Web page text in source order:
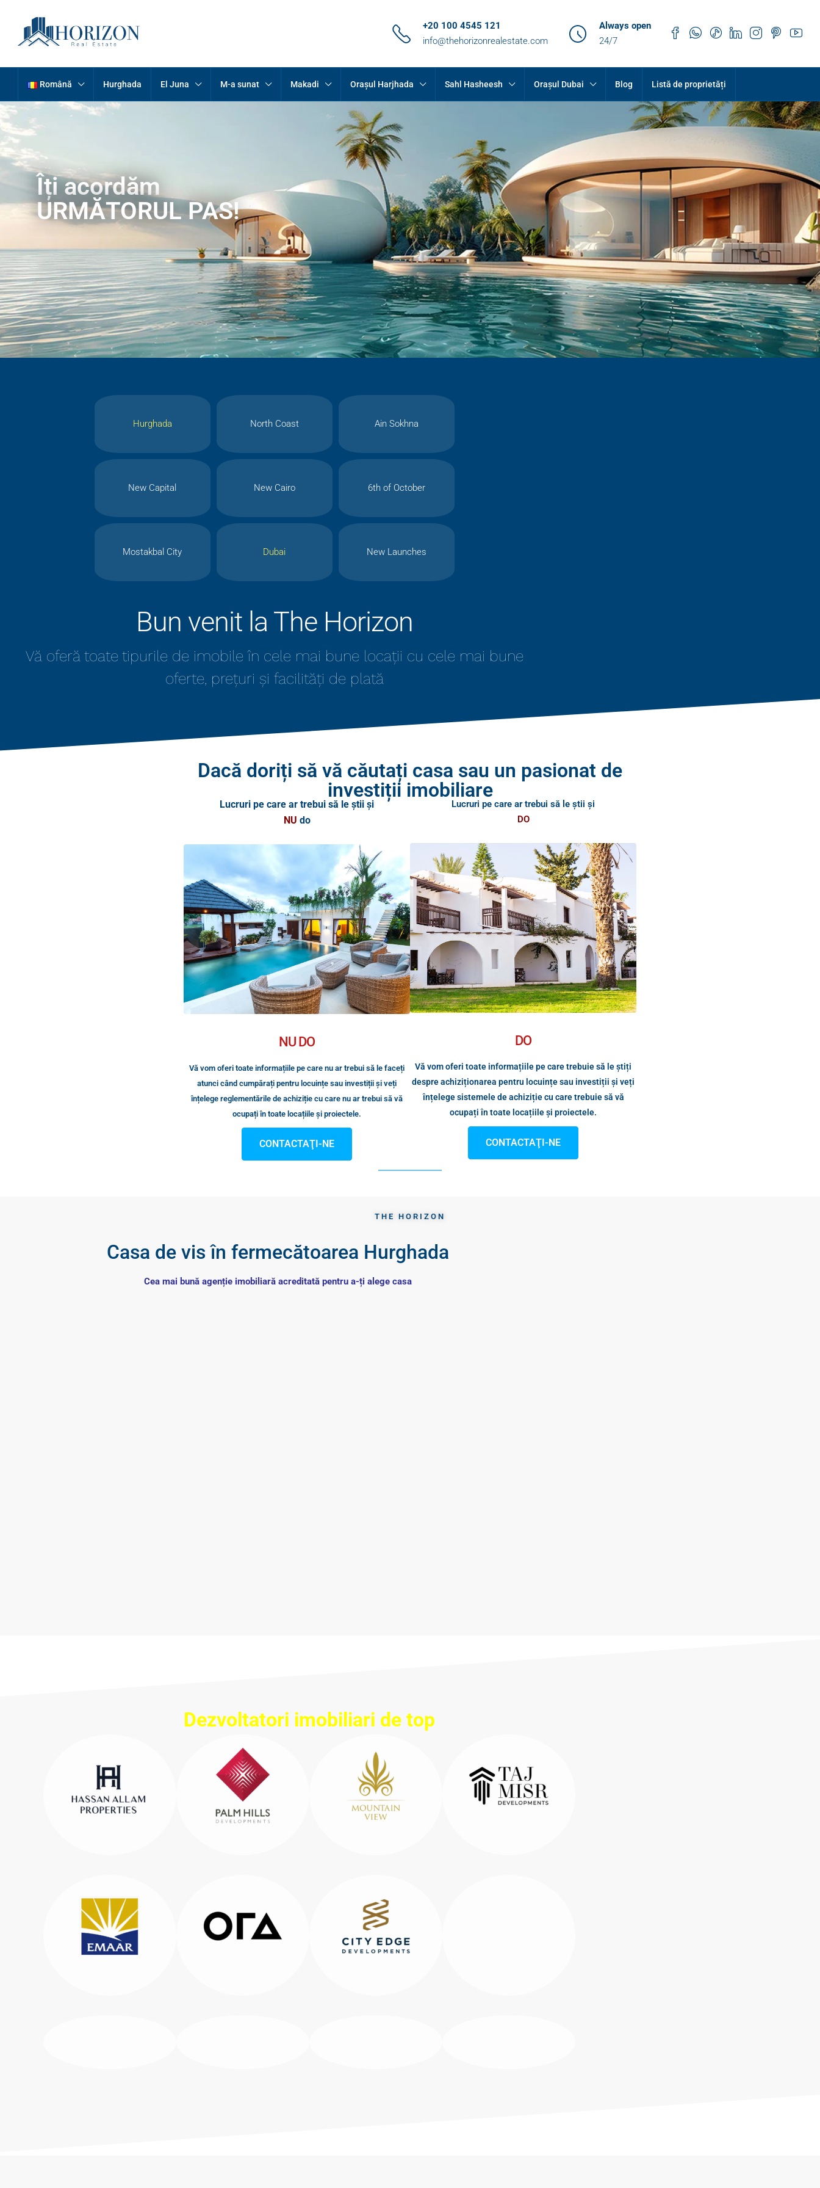
+20 100 4545 121
info@thehorizonrealestate.com
Always open
24/7
Română Hurghada El Juna M-a sunat Makadi Orașul Harjhada Sahl Hasheesh Orașul Dubai Blog Listă de proprietăți
Îți acordăm
URMĂTORUL PAS!
Hurghada North Coast Ain Sokhna
New Capital New Cairo 6th of October
Mostakbal City Dubai New Launches
Bun venit la The Horizon
Vă oferă toate tipurile de imobile în cele mai bune locații cu cele mai bune
oferte, prețuri și facilități de plată
Dacă doriți să vă căutați casa sau un pasionat de
investiții imobiliare
Lucruri pe care ar trebui să le știi și
NU do
NU DO
Vă vom oferi toate informațiile pe care nu ar trebui să le faceți
atunci când cumpărați pentru locuințe sau investiții și veți
înțelege reglementările de achiziție cu care nu ar trebui să vă
ocupați în toate locațiile și proiectele.
CONTACTAŢI-NE
Lucruri pe care ar trebui să le știi și
DO
DO
Vă vom oferi toate informațiile pe care trebuie să le știți
despre achiziționarea pentru locuințe sau investiții și veți
înțelege sistemele de achiziție cu care trebuie să vă
ocupați în toate locațiile și proiectele.
CONTACTAŢI-NE
THE HORIZON
Casa de vis în fermecătoarea Hurghada
Cea mai bună agenție imobiliară acreditată pentru a-ți alege casa
Dezvoltatori imobiliari de top